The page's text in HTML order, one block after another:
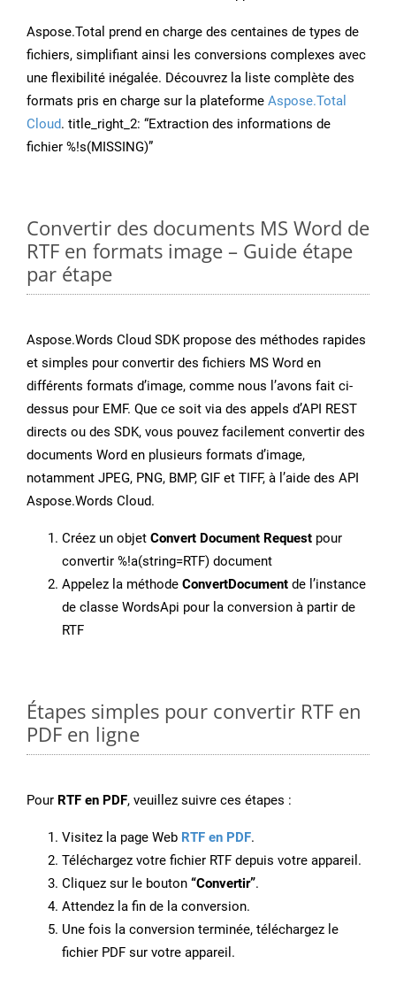
Aspose.Total prend en charge des centaines de types de
fichiers, simplifiant ainsi les conversions complexes avec
une flexibilité inégalée. Découvrez la liste complète des
formats pris en charge sur la plateforme Aspose.Total
Cloud. title_right_2: “Extraction des informations de
fichier %!s(MISSING)”
Convertir des documents MS Word de
RTF en formats image – Guide étape
par étape
Aspose.Words Cloud SDK propose des méthodes rapides
et simples pour convertir des fichiers MS Word en
différents formats d’image, comme nous l’avons fait ci-
dessus pour EMF. Que ce soit via des appels d’API REST
directs ou des SDK, vous pouvez facilement convertir des
documents Word en plusieurs formats d’image,
notamment JPEG, PNG, BMP, GIF et TIFF, à l’aide des API
Aspose.Words Cloud.
Créez un objet Convert Document Request pour
convertir %!a(string=RTF) document
Appelez la méthode ConvertDocument de l’instance
de classe WordsApi pour la conversion à partir de
RTF
Étapes simples pour convertir RTF en
PDF en ligne
Pour RTF en PDF, veuillez suivre ces étapes :
Visitez la page Web RTF en PDF.
Téléchargez votre fichier RTF depuis votre appareil.
Cliquez sur le bouton “Convertir”.
Attendez la fin de la conversion.
Une fois la conversion terminée, téléchargez le
fichier PDF sur votre appareil.